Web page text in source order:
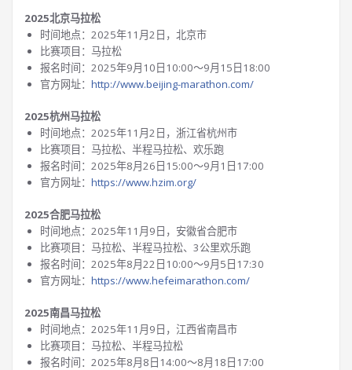
2025北京马拉松
时间地点：2025年11月2日，北京市
比赛项目：马拉松
报名时间：2025年9月10日10:00～9月15日18:00
官方网址： http://www.beijing-marathon.com/
2025杭州马拉松
时间地点：2025年11月2日，浙江省杭州市
比赛项目：马拉松、半程马拉松、欢乐跑
报名时间：2025年8月26日15:00～9月1日17:00
官方网址： https://www.hzim.org/
2025合肥马拉松
时间地点：2025年11月9日，安徽省合肥市
比赛项目：马拉松、半程马拉松、3公里欢乐跑
报名时间：2025年8月22日10:00～9月5日17:30
官方网址： https://www.hefeimarathon.com/
2025南昌马拉松
时间地点：2025年11月9日，江西省南昌市
比赛项目：马拉松、半程马拉松
报名时间：2025年8月8日14:00～8月18日17:00